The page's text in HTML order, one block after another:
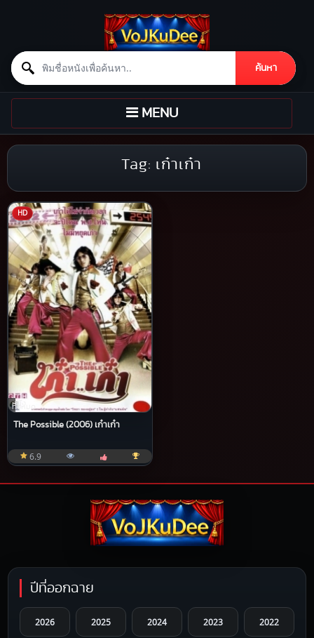
Search for:
ค้นหา
Skip to content
TOGGLE
NAVIGATION
MENU
Tag: เก๋าเก๋า
HD
หนัง
ทั้งหมด
The Possible (2006) เก๋าเก๋า
6.9
ปีที่ออกฉาย
2026 2025 2024 2023 2022